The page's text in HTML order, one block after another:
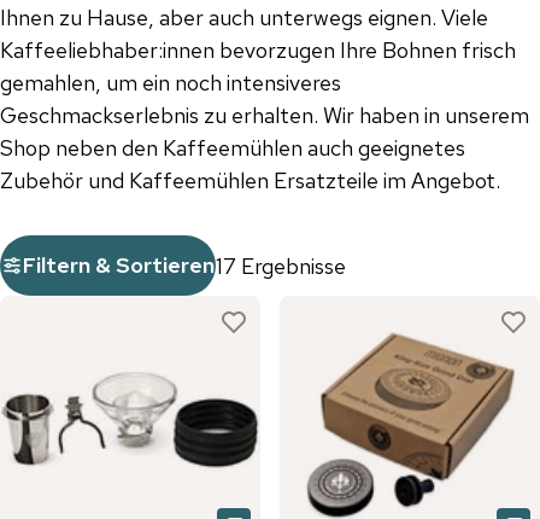
Ihnen zu Hause, aber auch unterwegs eignen. Viele
Kaffeeliebhaber:innen bevorzugen Ihre Bohnen frisch
gemahlen, um ein noch intensiveres
Geschmackserlebnis zu erhalten. Wir haben in unserem
Shop neben den Kaffeemühlen auch geeignetes
Zubehör und Kaffeemühlen Ersatzteile im Angebot.
Filtern & Sortieren17 Ergebnisse